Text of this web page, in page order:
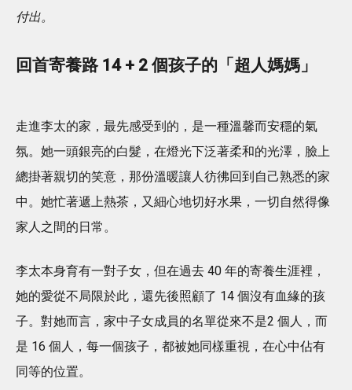
付出。
回首寄養路 14 + 2 個孩子的「超人媽媽」
走進李太的家，最先感受到的，是一種溫馨而安穩的氣
氛。她一頭銀亮的白髮，在燈光下泛著柔和的光澤，臉上
總掛著親切的笑意，那份溫暖讓人彷彿回到自己熟悉的家
中。她忙著遞上熱茶，又細心地切好水果，一切自然得像
家人之間的日常。
李太本身育有一對子女，但在過去 40 年的寄養生涯裡，
她的愛從不局限於此，還先後照顧了 14 個沒有血緣的孩
子。對她而言，家中子女成員的名單從來不是2 個人，而
是 16 個人，每一個孩子，都被她同樣重視，在心中佔有
同等的位置。